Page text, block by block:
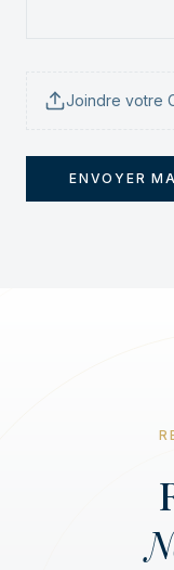
Joindre votre
ENVOYER